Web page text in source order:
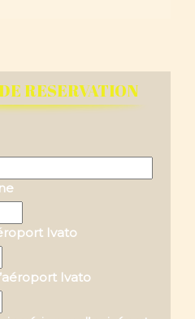
hôtels – Novotel ou
hôtels
ville, cochez ci-